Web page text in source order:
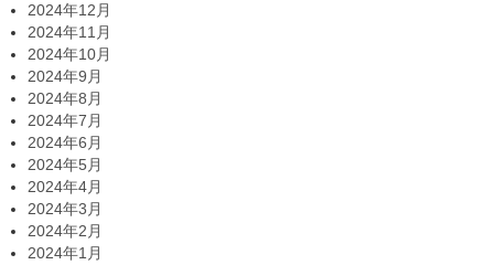
2024年12月
2024年11月
2024年10月
2024年9月
2024年8月
2024年7月
2024年6月
2024年5月
2024年4月
2024年3月
2024年2月
2024年1月